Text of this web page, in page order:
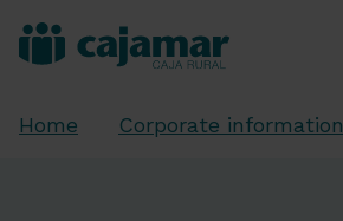
Home Corporate information